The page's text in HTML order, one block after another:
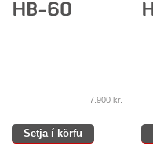
7.900kr.
Setja í körfu